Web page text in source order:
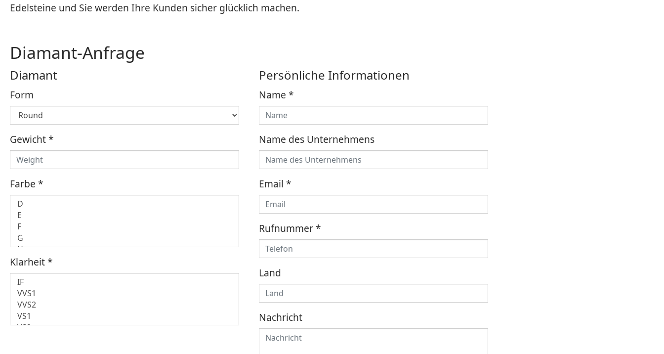
Edelsteine und Sie werden Ihre Kunden sicher glücklich machen.
Diamant-Anfrage
Diamant
Form
Gewicht*
Farbe *
Klarheit*
Persönliche Informationen
Name *
Name des Unternehmens
Email *
Rufnummer*
Land
Nachricht